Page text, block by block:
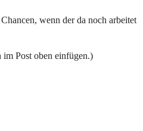
wenn der da noch arbeitet
Post oben einfügen.)